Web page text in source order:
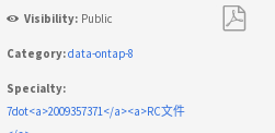
Visibility: Public
Category:data-ontap-8
Specialty:
7dot<a>2009357371</a><a>RC文件